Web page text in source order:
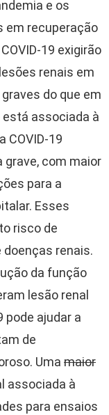
e os
em recuperação
19 exigirão
renais em
do que em
associada à
COVID-19
grave, com maior
para a
Esses
risco de
renais.
da função
lesão renal
pode ajudar a
de
Uma maior
associada à
para ensaios